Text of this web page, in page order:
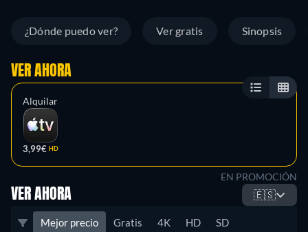
¿Dónde puedo ver? Ver gratis Sinopsis
VER AHORA
Alquilar
3,99€ HD
EN PROMOCIÓN
VER AHORA 🇪🇸
Mejor precio Gratis 4K HD SD